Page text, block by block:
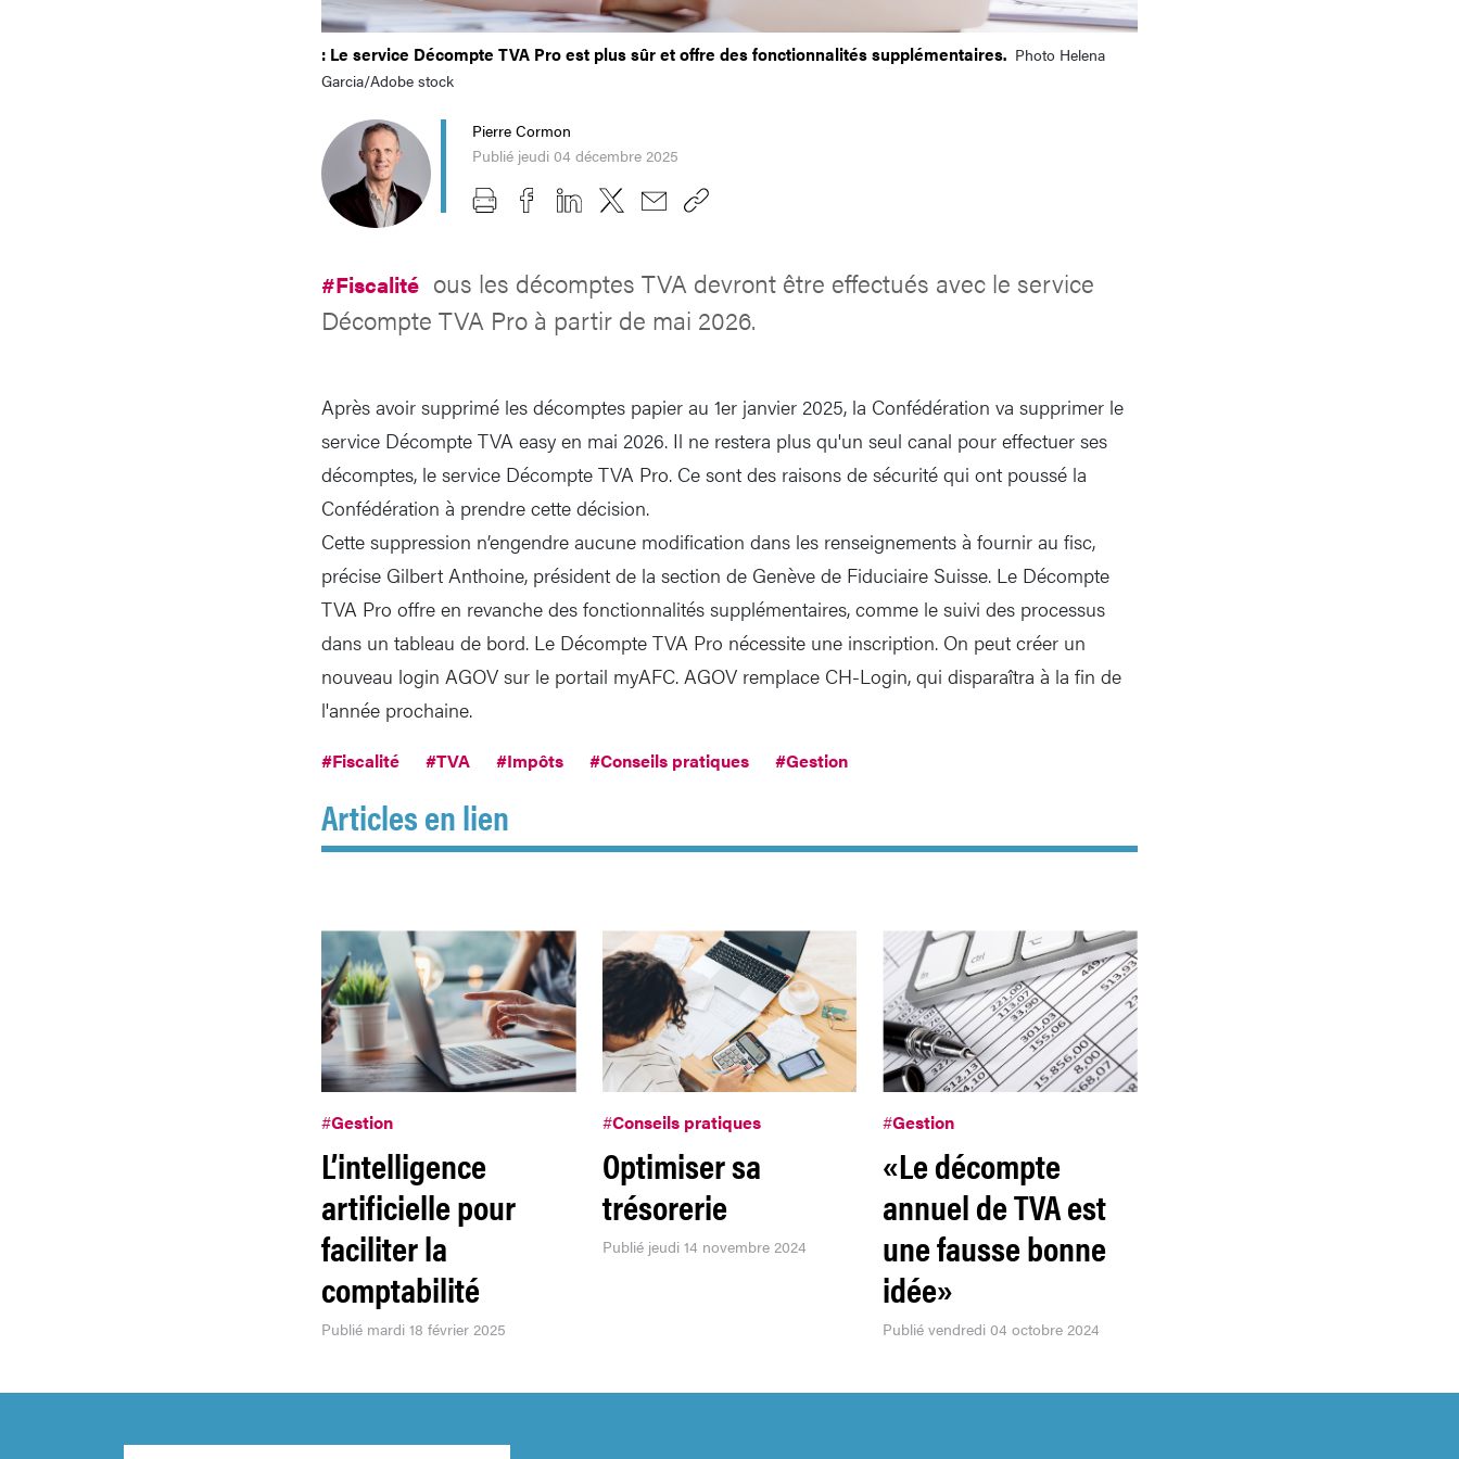
: Le service Décompte TVA Pro est plus sûr et offre des fonctionnalités supplémentaires. Photo Helena
Garcia/Adobe stock
Pierre Cormon
Publié jeudi 04 décembre 2025
#Fiscalité ous les décomptes TVA devront être effectués avec le service
Décompte TVA Pro à partir de mai 2026.
Après avoir supprimé les décomptes papier au 1er janvier 2025, la Confédération va supprimer le
service Décompte TVA easy en mai 2026. Il ne restera plus qu'un seul canal pour effectuer ses
décomptes, le service Décompte TVA Pro. Ce sont des raisons de sécurité qui ont poussé la
Confédération à prendre cette décision.
Cette suppression n’engendre aucune modification dans les renseignements à fournir au fisc,
précise Gilbert Anthoine, président de la section de Genève de Fiduciaire Suisse. Le Décompte
TVA Pro offre en revanche des fonctionnalités supplémentaires, comme le suivi des processus
dans un tableau de bord. Le Décompte TVA Pro nécessite une inscription. On peut créer un
nouveau login AGOV sur le portail myAFC. AGOV remplace CH-Login, qui disparaîtra à la fin de
l'année prochaine.
#Fiscalité #TVA #Impôts #Conseils pratiques #Gestion
Articles en lien
#Gestion
L’intelligence
artificielle pour
faciliter la
comptabilité
Publié mardi 18 février 2025
#Conseils pratiques
Optimiser sa
trésorerie
Publié jeudi 14 novembre 2024
#Gestion
«Le décompte
annuel de TVA est
une fausse bonne
idée»
Publié vendredi 04 octobre 2024